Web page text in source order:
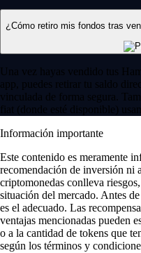
¿Cómo retiro mis fondos tras
Una vez hayas vendido tus
app, puedes retirar tu saldo
vinculada de forma segura.
fiat (donde esté disponible)
Información importante
Este contenido es meramente
recomendación de inversión ni
criptomonedas conlleva
situación del mercado. Antes
es el adecuado. Las
ventajas mencionadas pueden
o a la cantidad de tokens que
según los términos y